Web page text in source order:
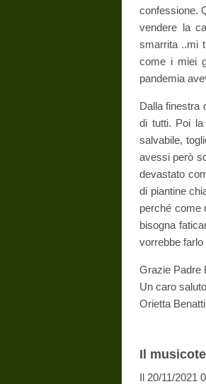
confessione.
vendere la
smarrita ..mi
come i miei
pandemia
Dalla finestra
di tutti. Poi
salvabile,
avessi però
devastato
di piantine
perché come
bisogna
vorrebbe
Grazie Padre
Un caro
Orietta Benatti
Il
Il 20/11/2021